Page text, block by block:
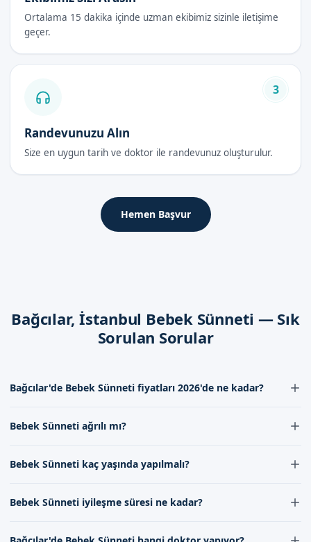
İlk 48 Saat
Bebek sünneti sonrası ilk 48 saatte, bebeklerin ağrı kesiciler
verilir ve sık sık bezleri değiştirilir.
İyileşme Süreci
İyileşme süreci genellikle 7-10 gün sürer. Bu süre boyunca,
temiz tutulması gerekir.
Dikkat Edilmesi Gerekenler
kuru tutulması gerekir. Ayrıca, bebeklerin bezlerinin sık sık
değiştirilmesi ve ağrı kesicilerin düzenli olarak verilmesi
arayabilirsiniz. İletişim kanallarımızdan bize ulaşabilir ve
randevu formumuzdan randevu alabilirsiniz.
Ortalama 15 dakika içinde uzman ekibimiz sizinle iletişime
geçer.
3
Randevunuzu Alın
Size en uygun tarih ve doktor ile randevunuz oluşturulur.
Hemen Başvur
Bağcılar, İstanbul Bebek Sünneti — Sık
Sorulan Sorular
Bağcılar'de Bebek Sünneti fiyatları 2026'de ne kadar?
deneyimine ve kullanılan malzemelerin kalitesine göre
geçerek güncel fiyat bilgilerini alabilirsiniz.
Bebek Sünneti ağrılı mı?
yöntemler uygulanmaktadır. Bu nedenle bebekler genellikle ağrı
göre en uygun yöntemi belirlemektedir.
Bebek Sünneti kaç yaşında yapılmalı?
yapılmaktadır. Ancak bu süre doktorumuzun değerlendirmesine
dikkate alınarak en uygun zaman belirlenmektedir.
Bebek Sünneti iyileşme süresi ne kadar?